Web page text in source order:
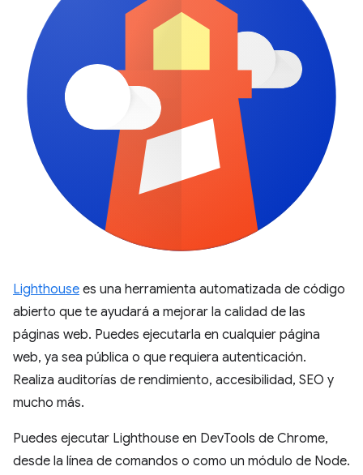
Lighthouse es una herramienta automatizada de código
abierto que te ayudará a mejorar la calidad de las
páginas web. Puedes ejecutarla en cualquier página
web, ya sea pública o que requiera autenticación.
Realiza auditorías de rendimiento, accesibilidad, SEO y
mucho más.
Puedes ejecutar Lighthouse en DevTools de Chrome,
desde la línea de comandos o como un módulo de Node.